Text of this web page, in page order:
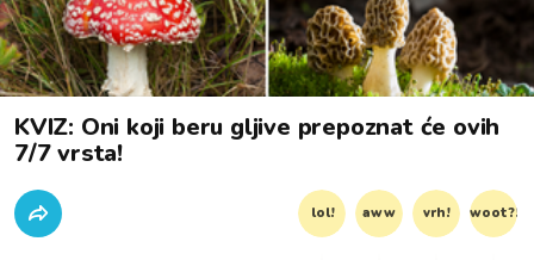
KVIZ: Oni koji beru gljive prepoznat će ovih
7/7 vrsta!
lol! aww vrh! woot?!